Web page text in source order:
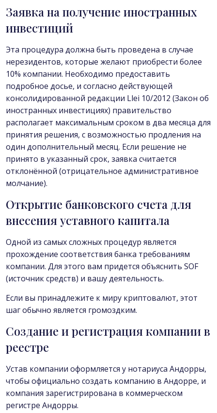
Заявка на получение иностранных
инвестиций
Эта процедура должна быть проведена в случае
нерезидентов, которые желают приобрести более
10% компании. Необходимо предоставить
подробное досье, и согласно действующей
консолидированной редакции Llei 10/2012 (Закон об
иностранных инвестициях) правительство
располагает максимальным сроком в два месяца для
принятия решения, с возможностью продления на
один дополнительный месяц. Если решение не
принято в указанный срок, заявка считается
отклонённой (отрицательное административное
молчание).
Открытие банковского счета для
внесения уставного капитала
Одной из самых сложных процедур является
прохождение соответствия банка требованиям
компании. Для этого вам придется объяснить SOF
(источник средств) и вашу деятельность.
Если вы принадлежите к миру криптовалют, этот
шаг обычно является громоздким.
Создание и регистрация компании в
реестре
Устав компании оформляется у нотариуса Андорры,
чтобы официально создать компанию в Андорре, и
компания зарегистрирована в коммерческом
регистре Андорры.